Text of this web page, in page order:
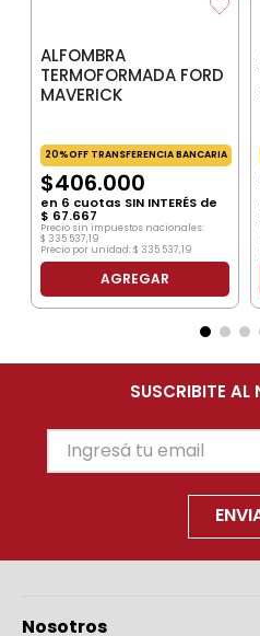
ALFOMBRA
TERMOFORMADA FORD
MAVERICK
20%OFF TRANSFERENCIA BANCARIA
$406.000
en 6 cuotas SIN INTERÉS de
$ 67.667
Precio sin impuestos nacionales:
$ 335.537,19
Precio por unidad:$ 335.537,19
AGREGAR
SUSCRIBITE AL
Nosotros